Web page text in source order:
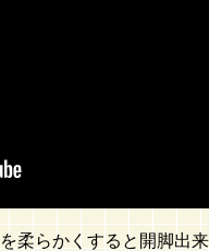
柔らかくすると開脚出来